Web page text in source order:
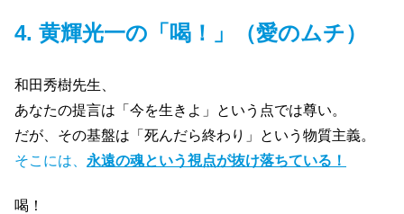
4. 黄輝光一の「喝！」（愛のムチ）
和田秀樹先生、
あなたの提言は「今を生きよ」という点では尊い。
だが、その基盤は「死んだら終わり」という物質主義。
そこには、 永遠の魂という視点が抜け落ちている！
喝！